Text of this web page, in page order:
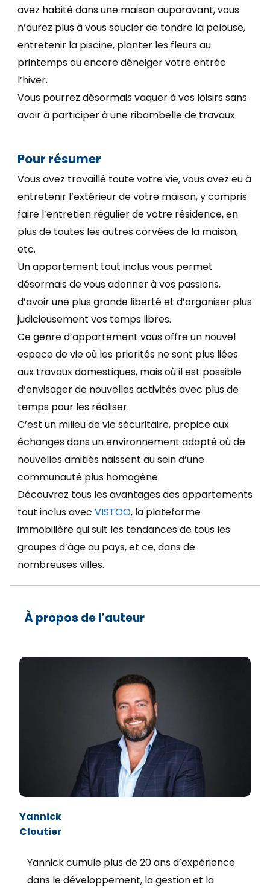
avez habité dans une maison auparavant, vous
n’aurez plus à vous soucier de tondre la pelouse,
entretenir la piscine, planter les fleurs au
printemps ou encore déneiger votre entrée
l’hiver.
Vous pourrez désormais vaquer à vos loisirs sans
avoir à participer à une ribambelle de travaux.
Pour résumer
Vous avez travaillé toute votre vie, vous avez eu à
entretenir l’extérieur de votre maison, y compris
faire l’entretien régulier de votre résidence, en
plus de toutes les autres corvées de la maison,
etc.
Un appartement tout inclus vous permet
désormais de vous adonner à vos passions,
d’avoir une plus grande liberté et d’organiser plus
judicieusement vos temps libres.
Ce genre d’appartement vous offre un nouvel
espace de vie où les priorités ne sont plus liées
aux travaux domestiques, mais où il est possible
d’envisager de nouvelles activités avec plus de
temps pour les réaliser.
C’est un milieu de vie sécuritaire, propice aux
échanges dans un environnement adapté où de
nouvelles amitiés naissent au sein d’une
communauté plus homogène.
Découvrez tous les avantages des appartements
tout inclus avec VISTOO, la plateforme
immobilière qui suit les tendances de tous les
groupes d’âge au pays, et ce, dans de
nombreuses villes.
À propos de l’auteur
Yannick
Cloutier
Yannick cumule plus de 20 ans d’expérience
dans le développement, la gestion et la